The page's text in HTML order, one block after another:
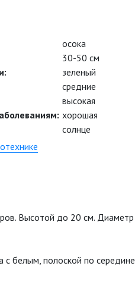
осока
30-50 см
зеленый
средние
высокая
хорошая
солнце
Высотой до 20 см. Диаметр
с белым, полоской по середине